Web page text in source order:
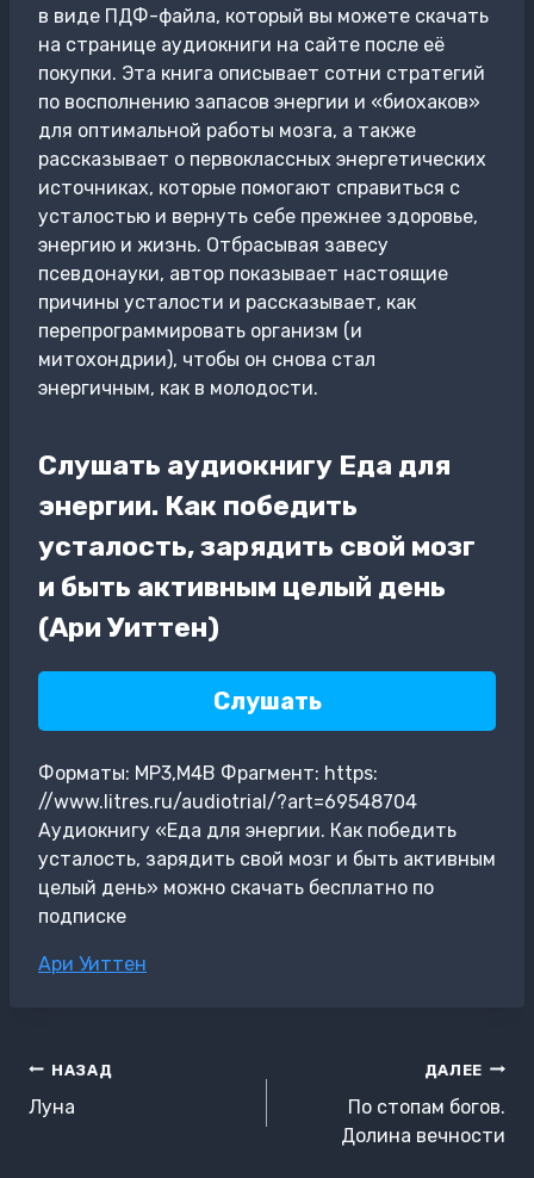
в виде ПДФ-файла, который вы можете скачать
на странице аудиокниги на сайте после её
покупки. Эта книга описывает сотни стратегий
по восполнению запасов энергии и «биохаков»
для оптимальной работы мозга, а также
рассказывает о первоклассных энергетических
источниках, которые помогают справиться с
усталостью и вернуть себе прежнее здоровье,
энергию и жизнь. Отбрасывая завесу
псевдонауки, автор показывает настоящие
причины усталости и рассказывает, как
перепрограммировать организм (и
митохондрии), чтобы он снова стал
энергичным, как в молодости.
Слушать аудиокнигу Еда для
энергии. Как победить
усталость, зарядить свой мозг
и быть активным целый день
(Ари Уиттен)
Слушать
Форматы: MP3,M4B Фрагмент: https:
//www.litres.ru/audiotrial/?art=69548704
Аудиокнигу «Еда для энергии. Как победить
усталость, зарядить свой мозг и быть активным
целый день» можно скачать бесплатно по
подписке
Метки
Ари Уиттен
Навигация
по
НАЗАД
Луна
ДАЛЕЕ
По стопам богов.
Долина вечности